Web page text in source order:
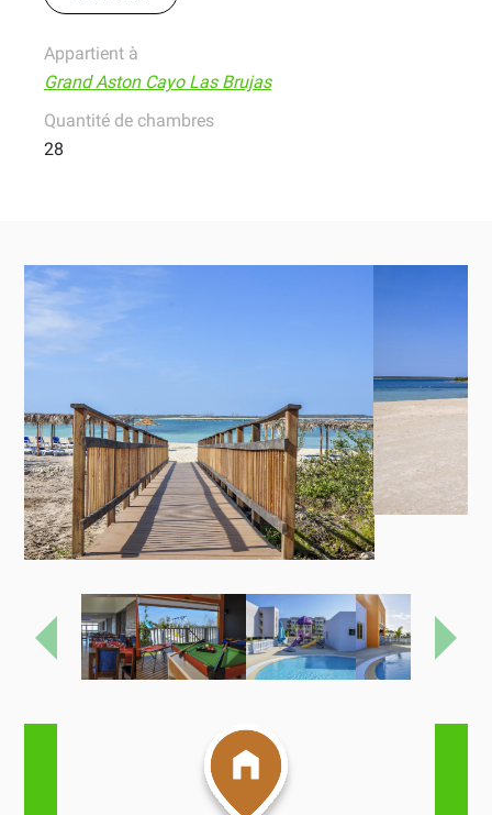
Appartient à
Grand Aston Cayo Las Brujas
Quantité de chambres
28
Previous